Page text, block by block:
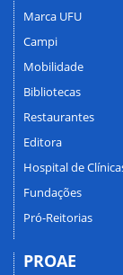
Marca UFU
Campi
Mobilidade
Bibliotecas
Restaurantes
Editora
Hospital de
Fundações
Pró-Reitorias
PROAE